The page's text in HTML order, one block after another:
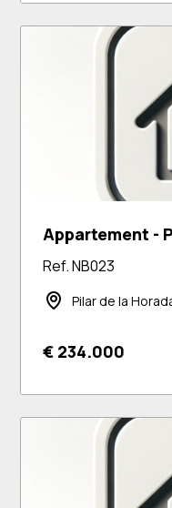
Appartement -
Ref. NB023
Pilar de la
€ 234.000